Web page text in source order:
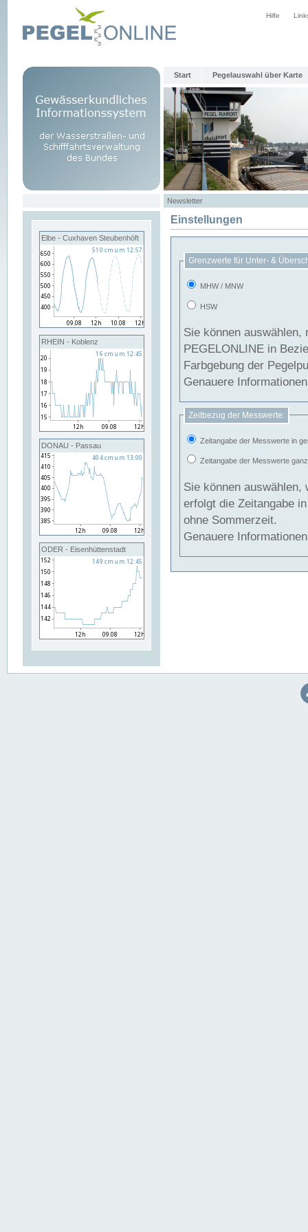
Hilfe
Start Pegelauswahl über Karte
Newsletter
Elbe - Cuxhaven Steubenhöft
RHEIN - Koblenz
DONAU - Passau
ODER - Eisenhüttenstadt
Einstellungen
Grenzwerte für Unter- &
MHW / MNW
HSW
Sie können
PEGELONLINE in Beziehung
Farbgebung der
Genauere
Zeitbezug der Messwerte:
Zeitangabe der Messwerte in
Zeitangabe der Messwerte
Sie können auswählen,
erfolgt die Zeitangabe
ohne Sommerzeit.
Genauere